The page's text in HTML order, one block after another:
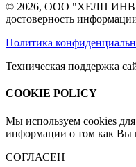
© 2026, ООО "ХЕЛП
достоверность
Политика
Техническая поддержка
COOKIE POLICY
Мы используем cookies
информации о том как Вы
СОГЛАСЕН